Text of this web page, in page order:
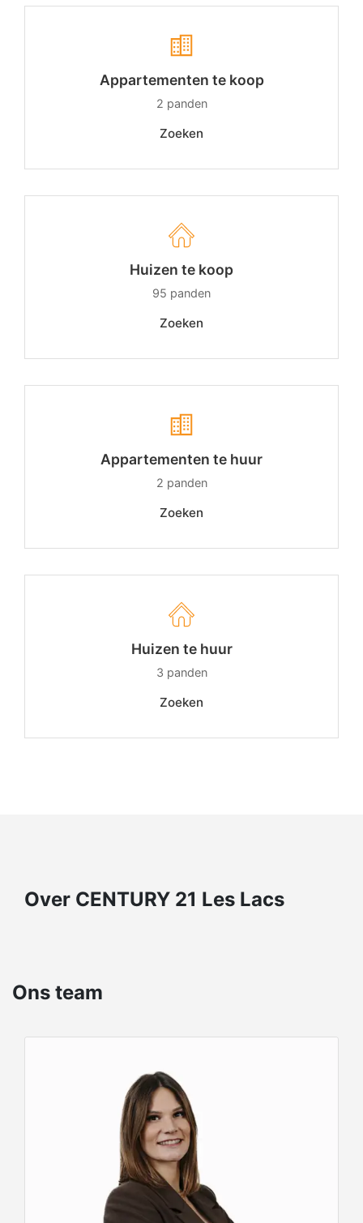
Appartementen te koop
2 panden
Zoeken
Huizen te koop
95 panden
Zoeken
Appartementen te huur
2 panden
Zoeken
Huizen te huur
3 panden
Zoeken
Over CENTURY 21 Les Lacs
Ons team